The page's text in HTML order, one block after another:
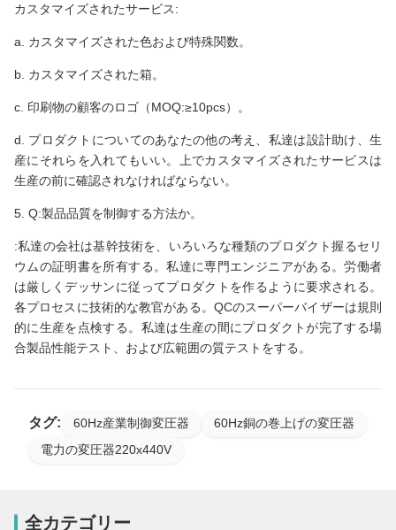
カスタマイズされたサービス:
a. カスタマイズされた色および特殊関数。
b. カスタマイズされた箱。
c. 印刷物の顧客のロゴ（MOQ:≥10pcs）。
d. プロダクトについてのあなたの他の考え、私達は設計助け、生
産にそれらを入れてもいい。上でカスタマイズされたサービスは
生産の前に確認されなければならない。
5. Q:製品品質を制御する方法か。
:私達の会社は基幹技術を、いろいろな種類のプロダクト握るセリ
ウムの証明書を所有する。私達に専門エンジニアがある。労働者
は厳しくデッサンに従ってプロダクトを作るように要求される。
各プロセスに技術的な教官がある。QCのスーパーバイザーは規則
的に生産を点検する。私達は生産の間にプロダクトが完了する場
合製品性能テスト、および広範囲の質テストをする。
タグ: 60Hz産業制御変圧器
60Hz銅の巻上げの変圧器
電力の変圧器220x440V
全カテゴリー